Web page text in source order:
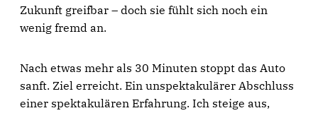
Zukunft greifbar – doch sie fühlt sich noch ein
wenig fremd an.
Nach etwas mehr als 30 Minuten stoppt das Auto
sanft. Ziel erreicht. Ein unspektakulärer Abschluss
einer spektakulären Erfahrung. Ich steige aus,